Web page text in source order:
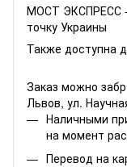
МОСТ ЭКСПРЕСС -
точку Украины
Также доступна
Заказ можно
Львов, ул.
Наличными
на момент
Перевод на